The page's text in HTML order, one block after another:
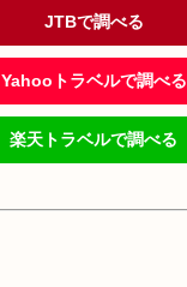
JTBで調べる
Yahooトラベルで調べる
楽天トラベルで調べる